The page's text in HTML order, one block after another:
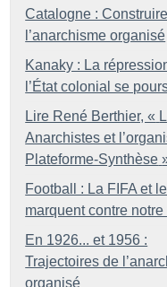
Catalogne : Construire
l’anarchisme organisé
Kanaky : La
l’État colonial se
Lire René Berthier, «
Anarchistes et
Plateforme-Synthèse
Football : La FIFA et
marquent contre notre
En 1926... et 1956 :
Trajectoires de
organisé